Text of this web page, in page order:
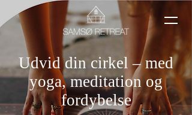
Udvid din cirkel – med
yoga, meditation og
fordybelse